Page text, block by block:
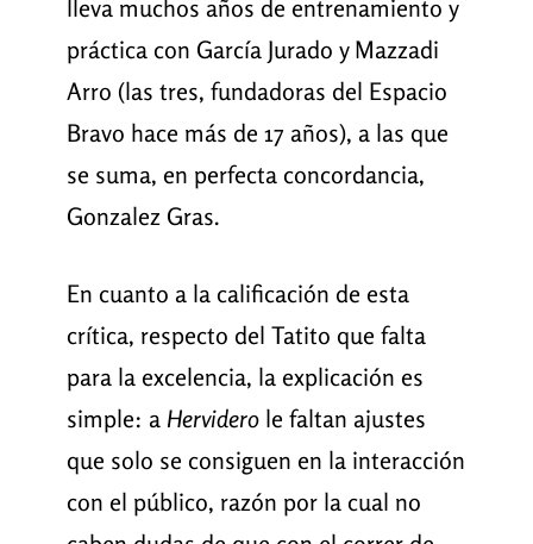
lleva muchos años de entrenamiento y
práctica con García Jurado y Mazzadi
Arro (las tres, fundadoras del Espacio
Bravo hace más de 17 años), a las que
se suma, en perfecta concordancia,
Gonzalez Gras.
En cuanto a la calificación de esta
crítica, respecto del Tatito que falta
para la excelencia, la explicación es
simple: aHerviderole faltan ajustes
que solo se consiguen en la interacción
con el público, razón por la cual no